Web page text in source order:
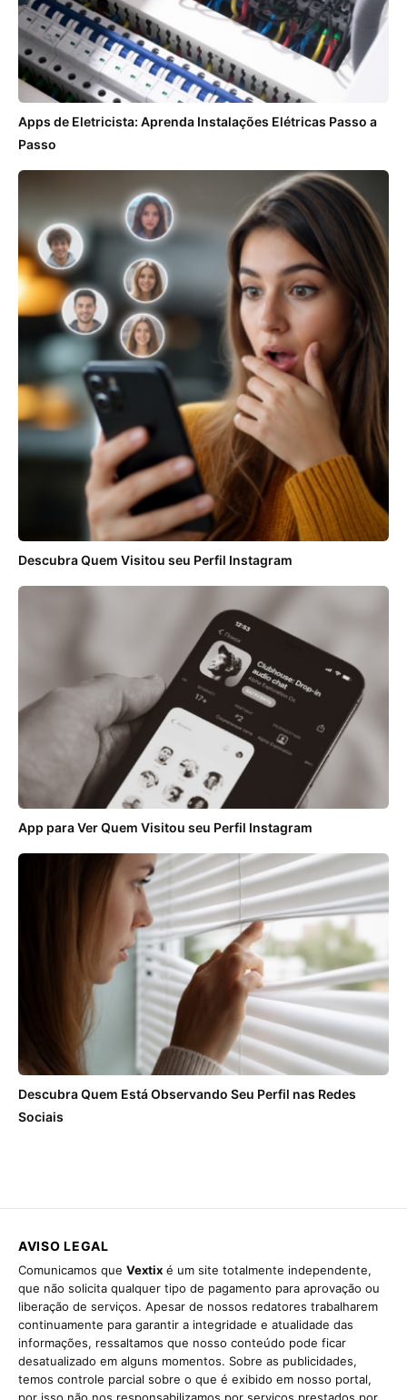
Apps de Eletricista: Aprenda Instalações Elétricas Passo a
Passo
Descubra Quem Visitou seu Perfil Instagram
App para Ver Quem Visitou seu Perfil Instagram
Descubra Quem Está Observando Seu Perfil nas Redes
Sociais
AVISO LEGAL
Comunicamos que Vextix é um site totalmente independente,
que não solicita qualquer tipo de pagamento para aprovação ou
liberação de serviços. Apesar de nossos redatores trabalharem
continuamente para garantir a integridade e atualidade das
informações, ressaltamos que nosso conteúdo pode ficar
desatualizado em alguns momentos. Sobre as publicidades,
temos controle parcial sobre o que é exibido em nosso portal,